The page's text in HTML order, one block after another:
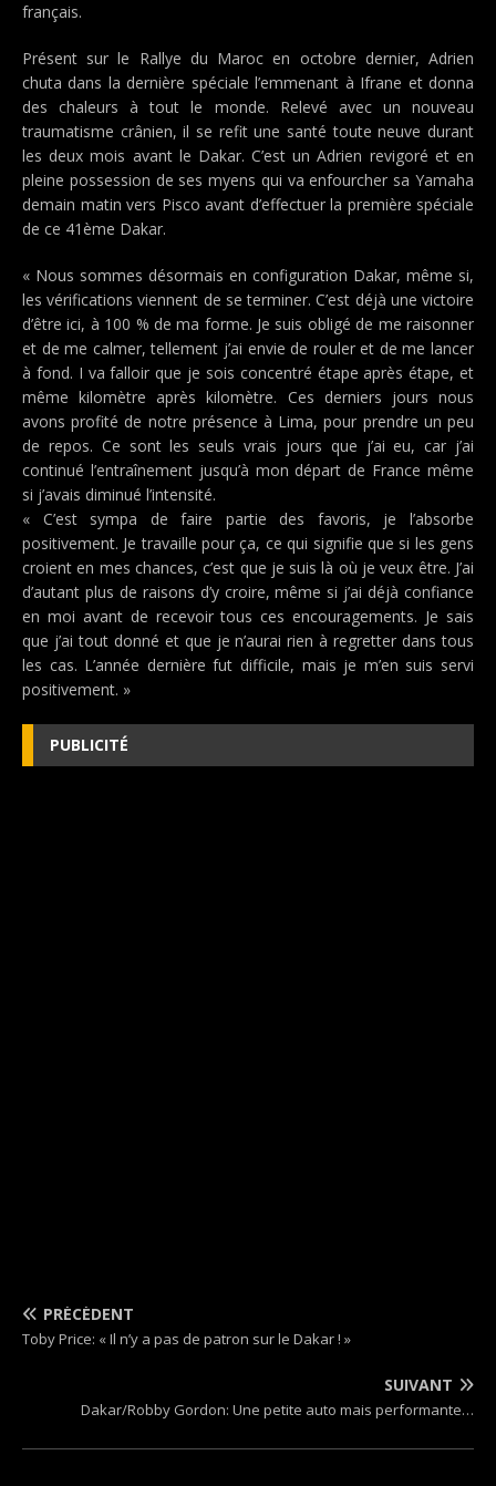
français.
Présent sur le Rallye du Maroc en octobre dernier, Adrien
chuta dans la dernière spéciale l’emmenant à Ifrane et donna
des chaleurs à tout le monde. Relevé avec un nouveau
traumatisme crânien, il se refit une santé toute neuve durant
les deux mois avant le Dakar. C’est un Adrien revigoré et en
pleine possession de ses myens qui va enfourcher sa Yamaha
demain matin vers Pisco avant d’effectuer la première spéciale
de ce 41ème Dakar.
« Nous sommes désormais en configuration Dakar, même si,
les vérifications viennent de se terminer. C’est déjà une victoire
d’être ici, à 100 % de ma forme. Je suis obligé de me raisonner
et de me calmer, tellement j’ai envie de rouler et de me lancer
à fond. I va falloir que je sois concentré étape après étape, et
même kilomètre après kilomètre. Ces derniers jours nous
avons profité de notre présence à Lima, pour prendre un peu
de repos. Ce sont les seuls vrais jours que j’ai eu, car j’ai
continué l’entraînement jusqu’à mon départ de France même
si j’avais diminué l’intensité.
« C’est sympa de faire partie des favoris, je l’absorbe
positivement. Je travaille pour ça, ce qui signifie que si les gens
croient en mes chances, c’est que je suis là où je veux être. J’ai
d’autant plus de raisons d’y croire, même si j’ai déjà confiance
en moi avant de recevoir tous ces encouragements. Je sais
que j’ai tout donné et que je n’aurai rien à regretter dans tous
les cas. L’année dernière fut difficile, mais je m’en suis servi
positivement. »
PUBLICITÉ
PRÉCÉDENT
Toby Price: « Il n’y a pas de patron sur le Dakar ! »
SUIVANT
Dakar/Robby Gordon: Une petite auto mais performante…